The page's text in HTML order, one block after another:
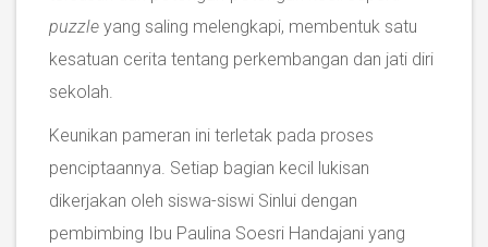
puzzle yang saling melengkapi, membentuk satu
kesatuan cerita tentang perkembangan dan jati diri
sekolah.
Keunikan pameran ini terletak pada proses
penciptaannya. Setiap bagian kecil lukisan
dikerjakan oleh siswa-siswi Sinlui dengan
pembimbing Ibu Paulina Soesri Handajani yang